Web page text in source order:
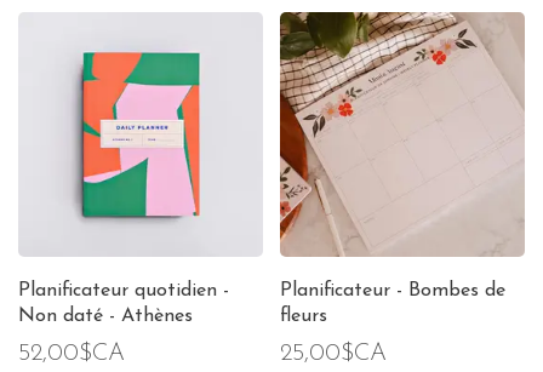
Planificateur quotidien -
Non daté - Athènes
52,00$CA
Planificateur - Bombes de
fleurs
25,00$CA